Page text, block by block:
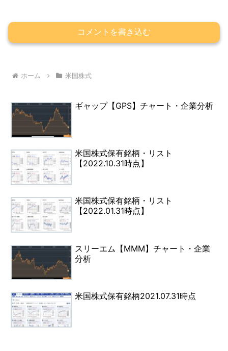
コメントを書き込む
ホーム 米国株式
ギャップ【GPS】チャート・企業分析
米国株式保有銘柄・リスト
【2022.10.31時点】
米国株式保有銘柄・リスト
【2022.01.31時点】
スリーエム【MMM】チャート・企業
分析
米国株式保有銘柄2021.07.31時点